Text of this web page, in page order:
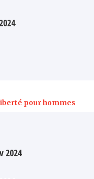
pour hommes
2024